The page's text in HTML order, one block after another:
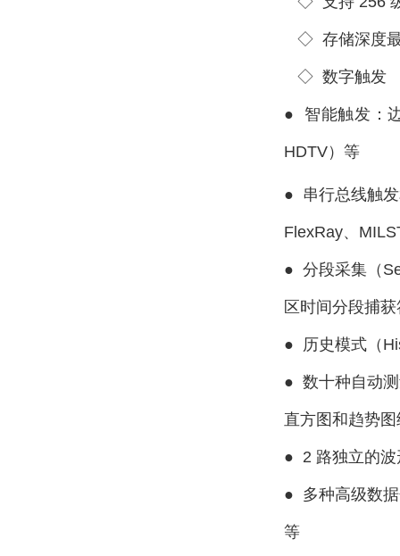
◇ 存储深度
◇ 数字触发
● 智能触发：
HDTV）等
● 串行总线触
FlexRay、
● 分段采集（
区时间分段捕
● 历史模式（
● 数十种自动
直方图和趋势
● 2 路独立的
● 多种高级数
等